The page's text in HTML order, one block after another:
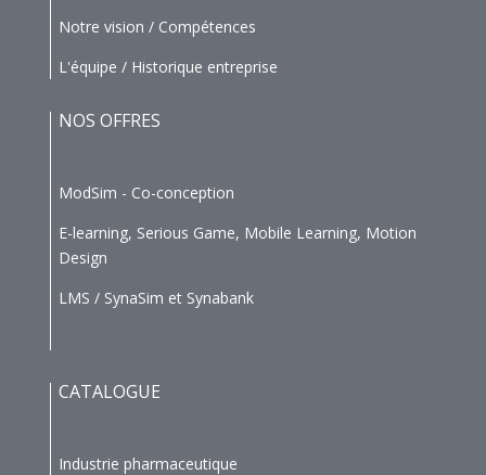
Notre vision / Compétences
L'équipe / Historique entreprise
NOS OFFRES
ModSim - Co-conception
E-learning, Serious Game, Mobile Learning, Motion
Design
LMS / SynaSim et Synabank
CATALOGUE
Industrie pharmaceutique